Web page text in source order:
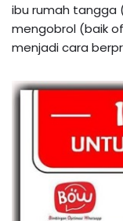
ibu rumah tangga
mengobrol (baik
menjadi cara